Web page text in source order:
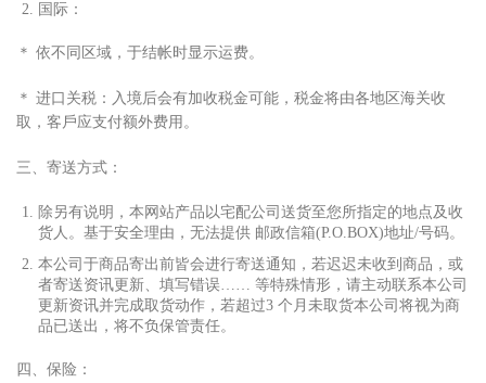
国际：
＊ 依不同区域，于结帐时显⽰运费。
＊ 进⼝ 关税： ⼊境后会有加收税⾦可能，税⾦将由各地区海关收
取，客 ⼾应⽀付额外费⽤ 。
三、寄送⽅式：
除另有说明，本网站产品以宅配公司送货⾄您所指定的地点及收
货⼈ 。基于安全理由，无法提供 邮政信箱(P.O.BOX)地址/号码。
本公司于商品寄出前皆会进⾏寄送通知，若迟迟未收到商品，或
者寄送资讯更新、填写错误…… 等特殊情形，请主动联系本公司
更新资讯并完成取货动作，若超过3 个 ⽉ 未取货本公司将视为商
品已送出，将不负保管责任。
四、保险：